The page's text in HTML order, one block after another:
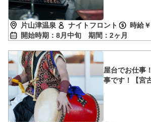
片山津温泉 ナイトフロント
時給
開始時期：8月中旬 期間：2ヶ月
屋台でお仕事
事です！【宮